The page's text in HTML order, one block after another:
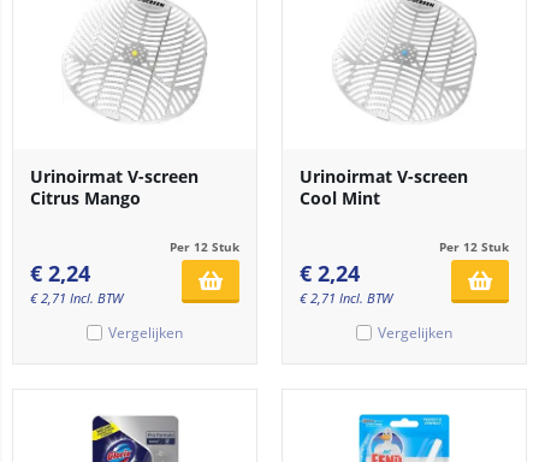
Urinoirmat V-screen
Citrus Mango
Per 12 Stuk
€ 2,24
€2,71 Incl. BTW
Vergelijken
Urinoirmat V-screen
Cool Mint
Per 12 Stuk
€ 2,24
€2,71 Incl. BTW
Vergelijken